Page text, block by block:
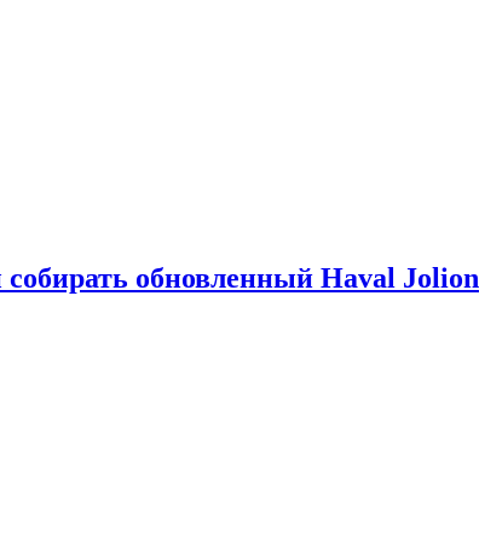
собирать обновленный Haval Jolion